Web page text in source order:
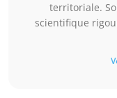
territoriale.
scientifique